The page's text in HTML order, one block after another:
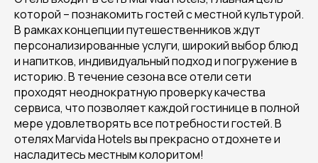
которой – познакомить гостей с местной культурой.
В рамках концепции путешественников ждут
персонализированные услуги, широкий выбор блюд
и напитков, индивидуальный подход и погруже­ние в
историю. В течение сезона все отели сети
проходят неоднократную проверку качества
сервиса, что позволяет каждой гостинице в полной
мере удовлетворять все потребности гостей. В
отелях Marvida Hotels вы прекрасно отдохнете и
насладитесь местным колоритом!